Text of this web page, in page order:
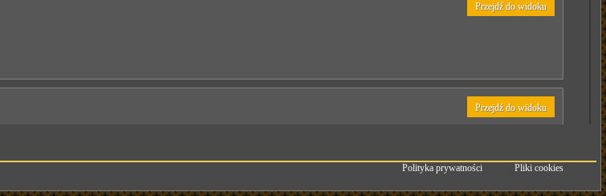
Przejdź do widoku
Przejdź do widoku
Polityka prywatności Pliki cookies